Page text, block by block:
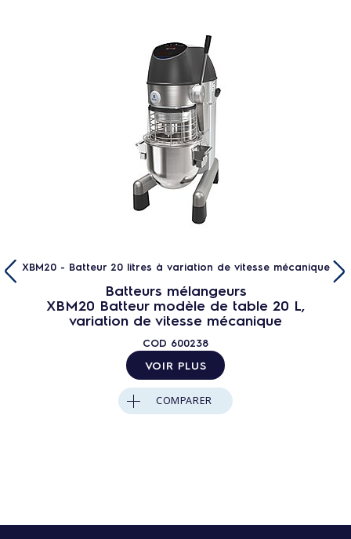
XBM20 - Batteur 20 litres à variation de vitesse mécanique
Batteurs mélangeurs
XBM20 Batteur modèle de table 20 L,
variation de vitesse mécanique
COD 600238
VOIR PLUS
COMPARER